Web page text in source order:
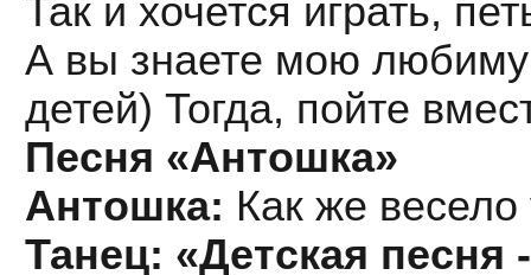
Так и хочется играть,
А вы знаете мою
детей) Тогда, пойте
Песня «Антошка»
Антошка: Как же весело
Танец: «Детская песня